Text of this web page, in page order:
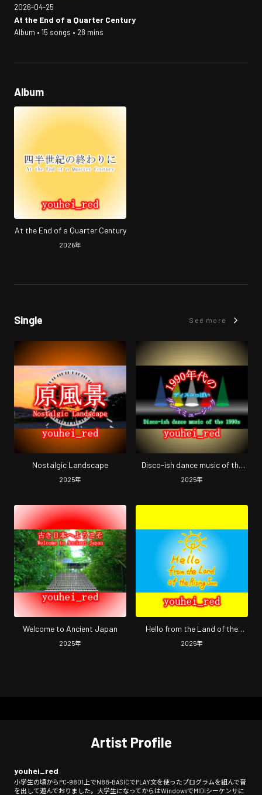
2026-04-25
At the End of a Quarter Century
Album • 15 songs • 28 mins
Album
At the End of a Quarter Century
2026年
Single See more
Nostalgic Landscape
2025年
Disco-ish dance music of the
1990s
2025年
Welcome to Ancient Japan
2025年
Hello from the Land of the
Rising Sun
2025年
Artist Profile
youhei_red
小学生の頃からPC-9801上でN88-BASICでPLAY文を使ったプログラムを組んで音
を出して遊んでおりました。大学生になってからはWindowsでMIDIシーケンサに